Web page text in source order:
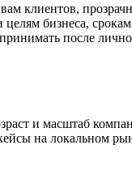
клиентов,
бизнеса,
после
и масштаб
на локальном